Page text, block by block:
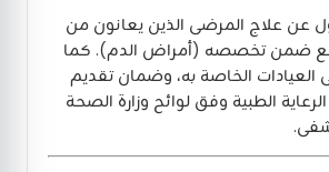
عن علاج المرضى الذين يعانون من
ضمن تخصصه (أمراض الدم). كما
العيادات الخاصة به، وضمان تقديم
الطبية وفق لوائح وزارة الصحة